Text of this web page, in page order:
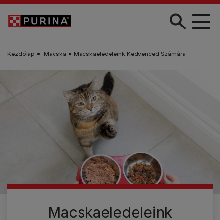
Skip to main content
Kezdőlap Macska Macskaeledeleink Kedvenced Számára
Macskaeledeleink